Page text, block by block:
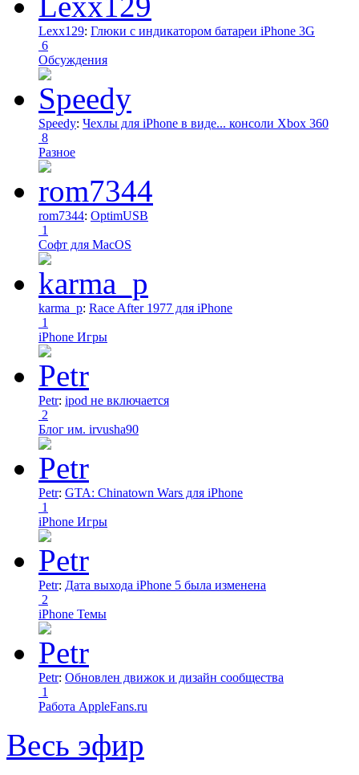
Lexx129: Глюки с индикатором батареи iPhone 3G
6
Обсуждения
Speedy: Чехлы для iPhone в виде... консоли Xbox 360
8
Разное
rom7344: OptimUSB
1
Софт для MacOS
karma_p: Race After 1977 для iPhone
1
iPhone Игры
Petr: ipod не включается
2
Блог им. irvusha90
Petr: GTA: Chinatown Wars для iPhone
1
iPhone Игры
Petr: Дата выхода iPhone 5 была изменена
2
iPhone Темы
Petr: Обновлен движок и дизайн сообщества
1
Работа AppleFans.ru
Весь эфир